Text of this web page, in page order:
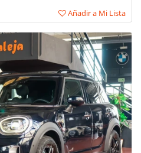
Añadir a Mi Lista